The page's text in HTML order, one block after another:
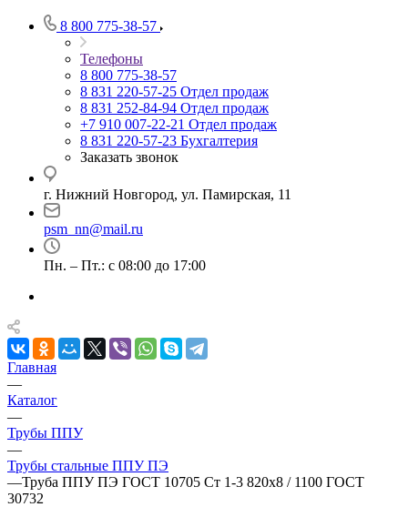
8 800 775-38-57
Телефоны
8 800 775-38-57
8 831 220-57-25 Отдел продаж
8 831 252-84-94 Отдел продаж
+7 910 007-22-21 Отдел продаж
8 831 220-57-23 Бухгалтерия
Заказать звонок
г. Нижний Новгород, ул. Памирская, 11
psm_nn@mail.ru
Пн. – Пт.: с 08:00 до 17:00
Главная
—
Каталог
—
Трубы ППУ
—
Трубы стальные ППУ ПЭ
—Труба ППУ ПЭ ГОСТ 10705 Ст 1-3 820x8 / 1100 ГОСТ
30732